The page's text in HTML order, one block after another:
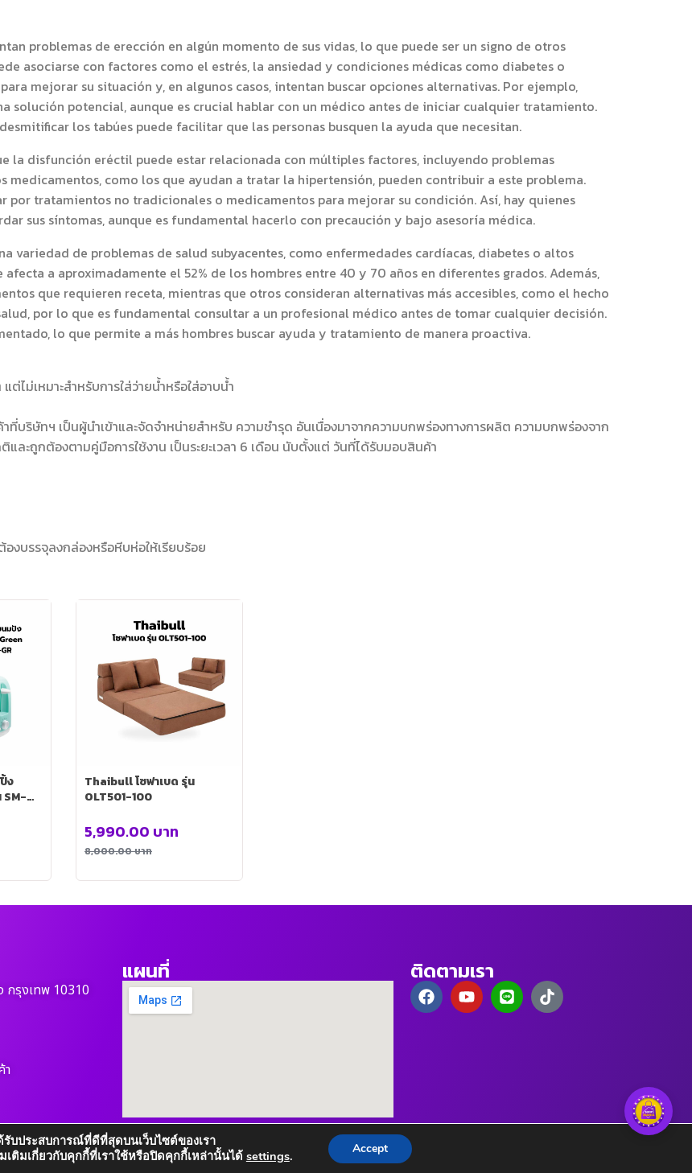
problemas de erección en algún momento de sus vidas, lo que puede ser un signo de otros
asociarse con factores como el estrés, la ansiedad y condiciones médicas como diabetes o
mejorar su situación y, en algunos casos, intentan buscar opciones alternativas. Por ejemplo,
solución potencial, aunque es crucial hablar con un médico antes de iniciar cualquier tratamiento.
los tabúes puede facilitar que las personas busquen la ayuda que necesitan.
la disfunción eréctil puede estar relacionada con múltiples factores, incluyendo problemas
medicamentos, como los que ayudan a tratar la hipertensión, pueden contribuir a este problema.
por tratamientos no tradicionales o medicamentos para mejorar su condición. Así, hay quienes
sus síntomas, aunque es fundamental hacerlo con precaución y bajo asesoría médica.
variedad de problemas de salud subyacentes, como enfermedades cardíacas, diabetes o altos
a aproximadamente el 52% de los hombres entre 40 y 70 años en diferentes grados. Además,
que requieren receta, mientras que otros consideran alternativas más accesibles, como el hecho
por lo que es fundamental consultar a un profesional médico antes de tomar cualquier decisión.
lo que permite a más hombres buscar ayuda y tratamiento de manera proactiva.
ไม่เหมาะสำหรับการใส่ว่ายน้ำหรือใส่อาบน้ำ
ที่บริษัทฯ เป็นผู้นำเข้าและจัดจำหน่ายสำหรับ ความชำรุด อันเนื่องมาจากความบกพร่องทางการผลิต ความบกพร่องจาก
และถูกต้องตามคู่มือการใช้งาน เป็นระยะเวลา 6 เดือน นับตั้งแต่ วันที่ได้รับมอบสินค้า
บรรจุลงกล่องหรือหีบห่อให้เรียบร้อย
ง
Thaibull โซฟาเบด รุ่น
OLT501-100
8,000.00บาท
5,990.00 บาท
กรุงเทพ 10310
แผนที่ ติดตามเรา
บประสบการณ์ที่ดีที่สุดบนเว็บไซต์ของเรา
ติมเกี่ยวกับคุกกี้ที่เราใช้หรือปิดคุกกี้เหล่านั้นได้ settings. Accept